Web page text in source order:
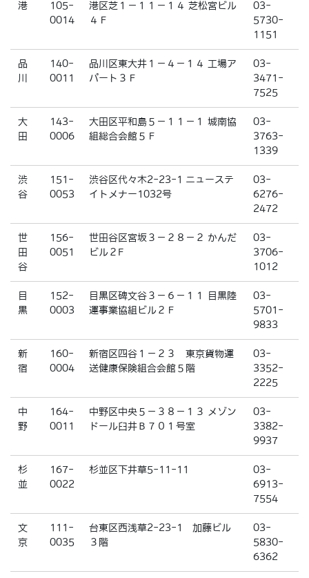
港
105-
0014
港区芝１－１１－１４ 芝松宮ビル
４Ｆ
03-
5730-
1151
品
川
140-
0011
品川区東大井１－４－１４ 工場ア
パート３Ｆ
03-
3471-
7525
大
田
143-
0006
大田区平和島５－１１－１ 城南協
組総合会館５Ｆ
03-
3763-
1339
渋
谷
151-
0053
渋谷区代々木2-23-1 ニューステ
イトメナー1032号
03-
6276-
2472
世
田
谷
156-
0051
世田谷区宮坂３－２８－２ かんだ
ビル２F
03-
3706-
1012
目
黒
152-
0003
目黒区碑文谷３－６－１１ 目黒陸
運事業協組ビル２Ｆ
03-
5701-
9833
新
宿
160-
0004
新宿区四谷１－２３ 東京貨物運
送健康保険組合会館５階
03-
3352-
2225
中
野
164-
0011
中野区中央５－３８－１３ メゾン
ドール臼井Ｂ７０１号室
03-
3382-
9937
杉
並
167-
0022
杉並区下井草5-11-11
03-
6913-
7554
文
京
111-
0035
台東区西浅草2-23-1 加藤ビル
３階
03-
5830-
6362